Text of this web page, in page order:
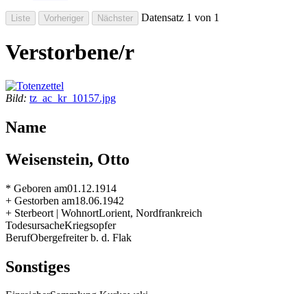
Datensatz 1 von 1
Verstorbene/r
Bild: tz_ac_kr_10157.jpg
Name
Weisenstein, Otto
* Geboren am01.12.1914
+ Gestorben am18.06.1942
+ Sterbeort | WohnortLorient, Nordfrankreich
TodesursacheKriegsopfer
BerufObergefreiter b. d. Flak
Sonstiges